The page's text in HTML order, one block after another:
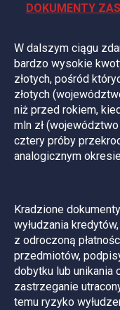
DOKUMENTY
W dalszym ciągu
bardzo wysokie
złotych, pośród
złotych
niż przed rokiem,
mln zł
cztery próby
analogicznym
Kradzione
wyłudzania
z odroczoną
przedmiotów,
dobytku lub unikania
zastrzeganie
temu ryzyko